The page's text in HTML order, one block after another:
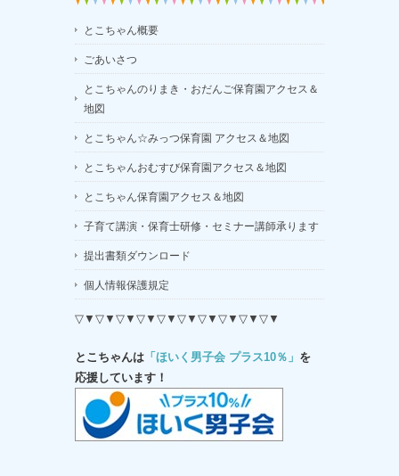
とこちゃん概要
ごあいさつ
とこちゃんのりまき・おだんご保育園アクセス＆
地図
とこちゃん☆みっつ保育園 アクセス＆地図
とこちゃんおむすび保育園アクセス＆地図
とこちゃん保育園アクセス＆地図
子育て講演・保育士研修・セミナー講師承ります
提出書類ダウンロード
個人情報保護規定
▽▼▽▼▽▼▽▼▽▼▽▼▽▼▽▼▽▼▽▼
とこちゃんは 「ほいく男子会 プラス10％」 を
応援しています！